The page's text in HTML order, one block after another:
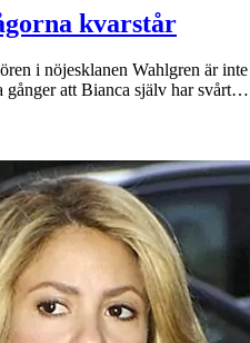
kvarstår
i nöjesklanen Wahlgren är
gånger att Bianca själv har svårt…